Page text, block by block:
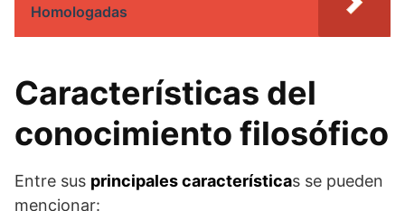
Homologadas
Características del
conocimiento filosófico
Entre sus principales características se pueden
mencionar: